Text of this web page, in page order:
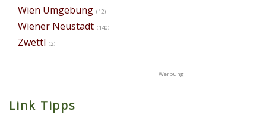
Wien Umgebung (12)
Wiener Neustadt (140)
Zwettl (2)
Link Tipps